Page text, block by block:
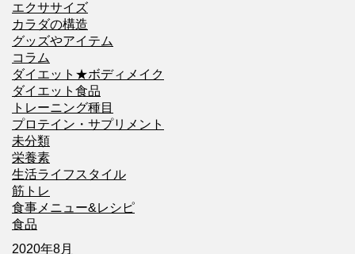
エクササイズ
カラダの構造
グッズやアイテム
コラム
ダイエット★ボディメイク
ダイエット食品
トレーニング種目
プロテイン・サプリメント
未分類
栄養素
生活ライフスタイル
筋トレ
食事メニュー&レシピ
食品
2020年8月